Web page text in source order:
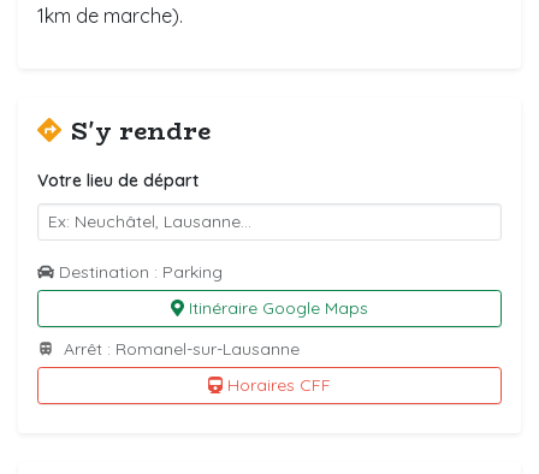
1km de marche).
S'y rendre
Votre lieu de départ
Destination : Parking
Itinéraire Google Maps
Arrêt : Romanel-sur-Lausanne
Horaires CFF